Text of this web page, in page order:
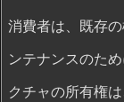
消費者は、既存
ンテナンスのた
クチャの所有権